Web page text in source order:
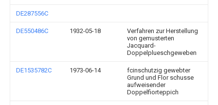
DE287556C
DE550486C 1932-05-18
Verfahren zur Herstellung
von gemusterten
Jacquard-
Doppelplueschgeweben
DE1535782C 1973-06-14
fcinschutzig gewebter
Grund und Flor schusse
aufweisender
Doppelfiorteppich